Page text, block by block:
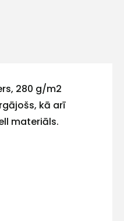
280 g/m2
kā arī
materiāls.
pasts